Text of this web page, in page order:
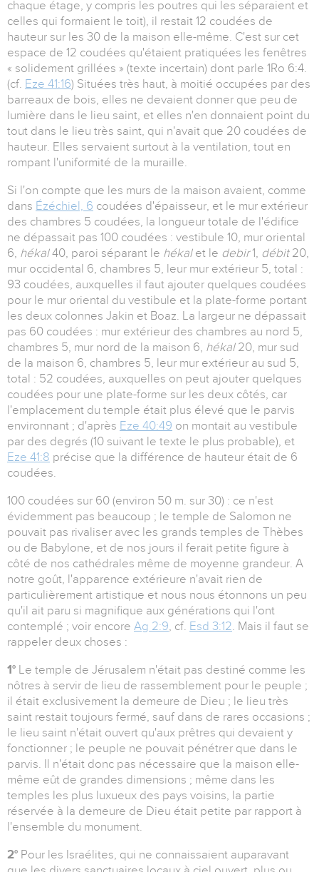
chaque étage, y compris les poutres qui les séparaient et
celles qui formaient le toit), il restait 12 coudées de
hauteur sur les 30 de la maison elle-même. C'est sur cet
espace de 12 coudées qu'étaient pratiquées les fenêtres
« solidement grillées » (texte incertain) dont parle 1Ro 6:4.
(cf. Eze 41:16) Situées très haut, à moitié occupées par des
barreaux de bois, elles ne devaient donner que peu de
lumière dans le lieu saint, et elles n'en donnaient point du
tout dans le lieu très saint, qui n'avait que 20 coudées de
hauteur. Elles servaient surtout à la ventilation, tout en
rompant l'uniformité de la muraille.
Si l'on compte que les murs de la maison avaient, comme
dans Ézéchiel, 6 coudées d'épaisseur, et le mur extérieur
des chambres 5 coudées, la longueur totale de l'édifice
ne dépassait pas 100 coudées : vestibule 10, mur oriental
6, hékal40, paroi séparant le hékal et le debir1, débit 20,
mur occidental 6, chambres 5, leur mur extérieur 5, total :
93 coudées, auxquelles il faut ajouter quelques coudées
pour le mur oriental du vestibule et la plate-forme portant
les deux colonnes Jakin et Boaz. La largeur ne dépassait
pas 60 coudées : mur extérieur des chambres au nord 5,
chambres 5, mur nord de la maison 6, hékal 20, mur sud
de la maison 6, chambres 5, leur mur extérieur au sud 5,
total : 52 coudées, auxquelles on peut ajouter quelques
coudées pour une plate-forme sur les deux côtés, car
l'emplacement du temple était plus élevé que le parvis
environnant ; d'après Eze 40:49 on montait au vestibule
par des degrés (10 suivant le texte le plus probable), et
Eze 41:8 précise que la différence de hauteur était de 6
coudées.
100 coudées sur 60 (environ 50 m. sur 30) : ce n'est
évidemment pas beaucoup ; le temple de Salomon ne
pouvait pas rivaliser avec les grands temples de Thèbes
ou de Babylone, et de nos jours il ferait petite figure à
côté de nos cathédrales même de moyenne grandeur. A
notre goût, l'apparence extérieure n'avait rien de
particulièrement artistique et nous nous étonnons un peu
qu'il ait paru si magnifique aux générations qui l'ont
contemplé ; voir encore Ag 2:9, cf. Esd 3:12. Mais il faut se
rappeler deux choses :
1° Le temple de Jérusalem n'était pas destiné comme les
nôtres à servir de lieu de rassemblement pour le peuple ;
il était exclusivement la demeure de Dieu ; le lieu très
saint restait toujours fermé, sauf dans de rares occasions ;
le lieu saint n'était ouvert qu'aux prêtres qui devaient y
fonctionner ; le peuple ne pouvait pénétrer que dans le
parvis. Il n'était donc pas nécessaire que la maison elle-
même eût de grandes dimensions ; même dans les
temples les plus luxueux des pays voisins, la partie
réservée à la demeure de Dieu était petite par rapport à
l'ensemble du monument.
2° Pour les Israélites, qui ne connaissaient auparavant